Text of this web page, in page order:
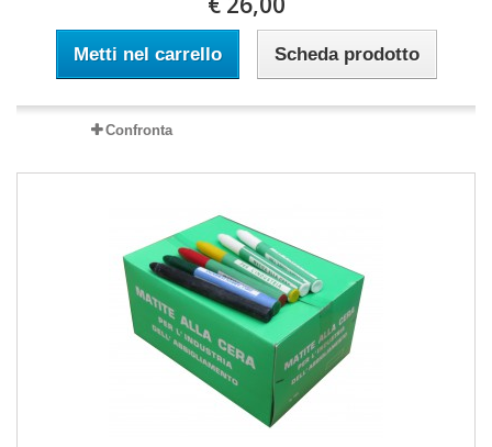
Metti nel carrello Scheda prodotto
Confronta